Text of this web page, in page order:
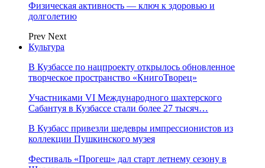
Физическая активность — ключ к здоровью и
долголетию
Prev Next
Культура
В Кузбассе по нацпроекту открылось обновленное
творческое пространство «КнигоТворец»
Участниками VI Международного шахтерского
Сабантуя в Кузбассе стали более 27 тысяч…
В Кузбасс привезли шедевры импрессионистов из
коллекции Пушкинского музея
Фестиваль «Прогеш» дал старт летнему сезону в